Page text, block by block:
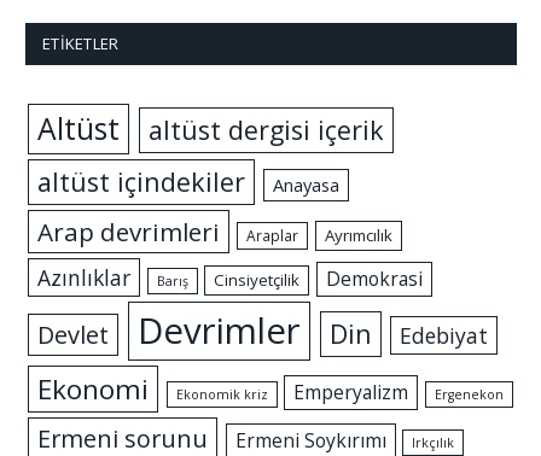
ETIKETLER
Altüst
altüst dergisi içerik
altüst içindekiler
Anayasa
Arap devrimleri Araplar Ayrımcılık
Azınlıklar Barış Cinsiyetçilik Demokrasi
Devlet Devrimler Din Edebiyat
Ekonomi Ekonomik kriz Emperyalizm Ergenekon
Ermeni sorunu Ermeni Soykırımı Irkçılık